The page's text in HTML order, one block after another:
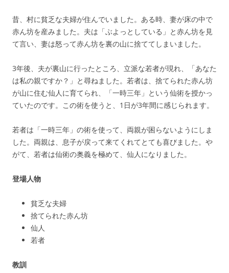
昔、村に貧乏な夫婦が住んでいました。ある時、妻が床の中で
赤ん坊を産みました。夫は「ぶよっとしている」と赤ん坊を見
て言い、妻は怒って赤ん坊を裏の山に捨ててしまいました。
3年後、夫が裏山に行ったところ、立派な若者が現れ、「あなた
は私の親ですか？」と尋ねました。若者は、捨てられた赤ん坊
が山に住む仙人に育てられ、「一時三年」という仙術を授かっ
ていたのです。この術を使うと、1日が3年間に感じられます。
若者は「一時三年」の術を使って、両親が困らないようにしま
した。両親は、息子が戻って来てくれてとても喜びました。や
がて、若者は仙術の奥義を極めて、仙人になりました。
登場人物
貧乏な夫婦
捨てられた赤ん坊
仙人
若者
教訓